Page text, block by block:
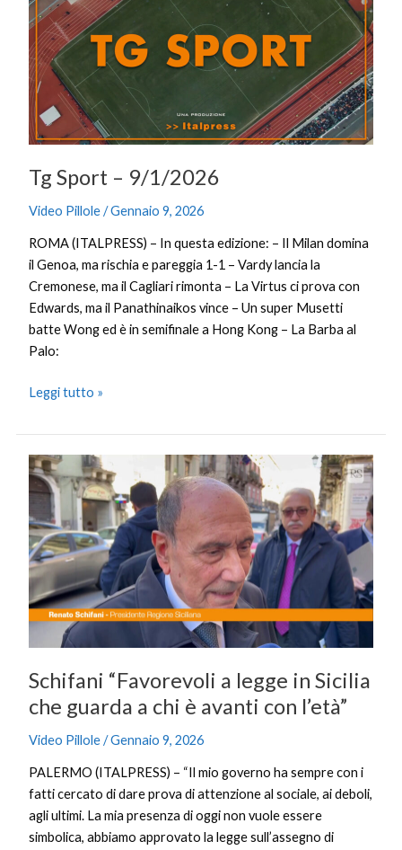
Tg Sport – 9/1/2026
Video Pillole/Gennaio 9, 2026
ROMA (ITALPRESS) – In questa edizione: – Il Milan domina
il Genoa, ma rischia e pareggia 1-1 – Vardy lancia la
Cremonese, ma il Cagliari rimonta – La Virtus ci prova con
Edwards, ma il Panathinaikos vince – Un super Musetti
batte Wong ed è in semifinale a Hong Kong – La Barba al
Palo:
–
9/1/2026
Leggi tutto »
Schifani “Favorevoli a legge in Sicilia
che guarda a chi è avanti con l’età”
Video Pillole/Gennaio 9, 2026
PALERMO (ITALPRESS) – “Il mio governo ha sempre con i
fatti cercato di dare prova di attenzione al sociale, ai deboli,
agli ultimi. La mia presenza di oggi non vuole essere
simbolica, abbiamo approvato la legge sull’assegno di
Schifani
“Favorevoli
legge
in
Sicilia
che
guarda
è
avanti
l’età”